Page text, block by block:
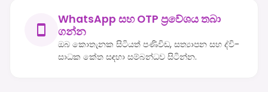
WhatsApp සහ OTP ප්‍රවේශය තබා
ගන්න
ඔබ කොතැනක සිටියත් පණිවිඩ, සත්‍යාපන සහ ද්වි-
සාධක කේත සඳහා සම්බන්ධව සිටින්න.